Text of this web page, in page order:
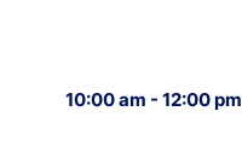
10:00 am - 12:00 pm